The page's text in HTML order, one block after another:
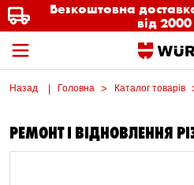
Безкоштовна
від
Назад Головна Каталог товарів
РЕМОНТ І ВІДНОВЛЕННЯ